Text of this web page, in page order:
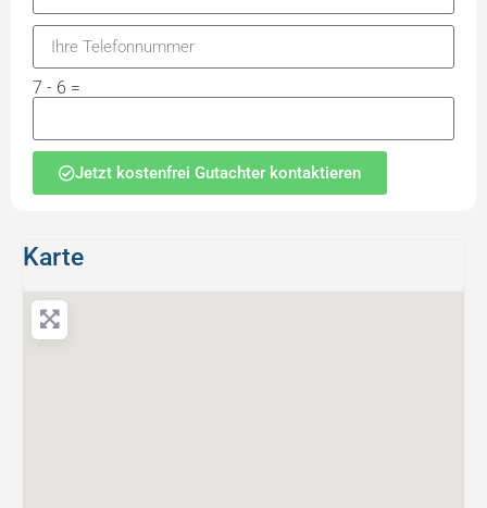
Karte
7 - 6 =
Jetzt kostenfrei Gutachter kontaktieren